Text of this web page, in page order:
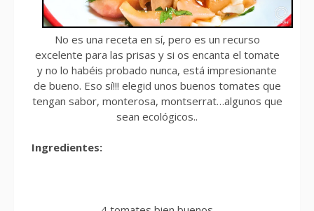
No es una receta en sí, pero es un recurso
excelente para las prisas y si os encanta el tomate
y no lo habéis probado nunca, está impresionante
de bueno. Eso sí!!! elegid unos buenos tomates que
tengan sabor, monterosa, montserrat…algunos que
sean ecológicos..
Ingredientes: